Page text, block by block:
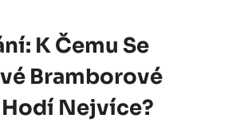
K Čemu Se
Bramborové
Nejvíce?